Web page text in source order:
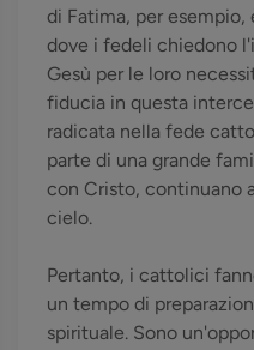
di Fatima, per
dove i fedeli chiedono
Gesù per le loro
fiducia in questa
radicata nella fede
parte di una grande
con Cristo, continuano
cielo.
Pertanto, i cattolici
un tempo di
spirituale. Sono